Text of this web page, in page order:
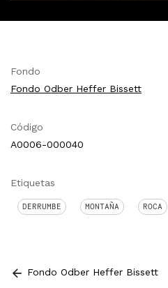
Fondo
Fondo Odber Heffer Bissett
Código
A0006-000040
Etiquetas
DERRUMBE MONTAÑA ROCA
Fondo Odber Heffer Bissett